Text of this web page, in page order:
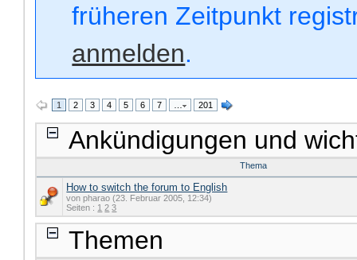
früheren Zeitpunkt
anmelden.
1 2 3 4 5 6 7 … 201
Ankündigungen und
Thema
How to switch the forum to English
von pharao (23. Februar 2005, 12:34)
Seiten : 1 2 3
Themen